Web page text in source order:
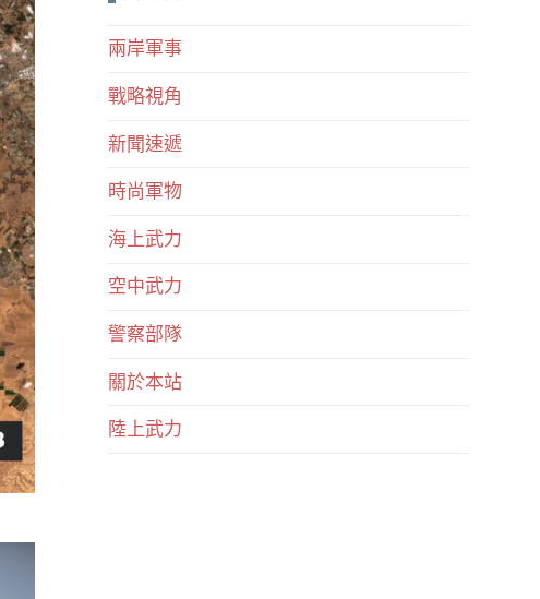
兩岸軍事
戰略視角
新聞速遞
時尚軍物
海上武力
空中武力
警察部隊
關於本站
陸上武力